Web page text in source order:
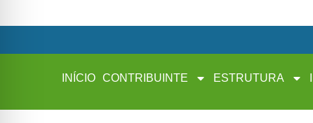
INÍCIO CONTRIBUINTE ESTRUTURA